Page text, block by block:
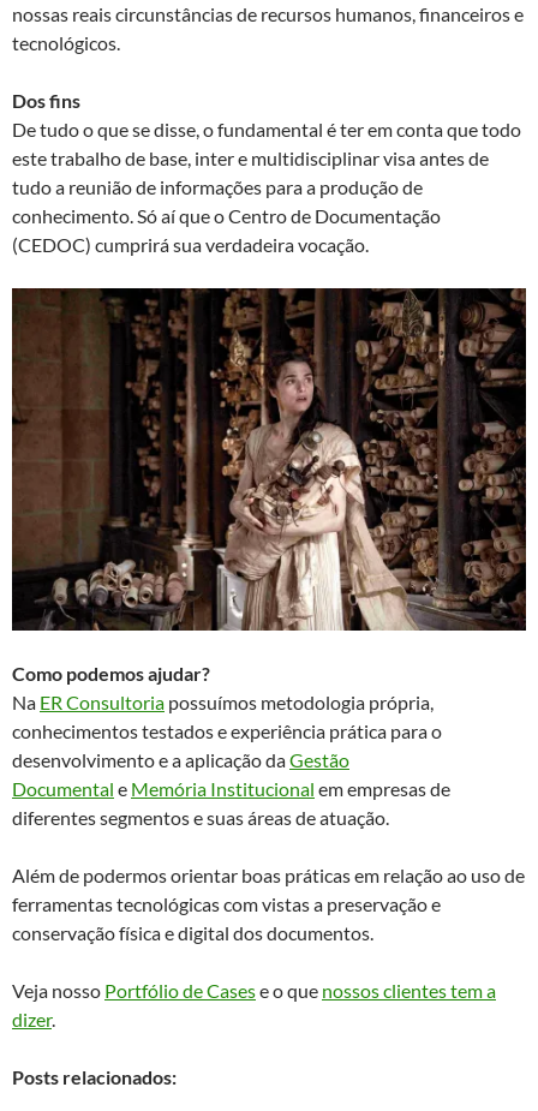
nossas reais circunstâncias de recursos humanos, financeiros e
tecnológicos.
Dos fins
De tudo o que se disse, o fundamental é ter em conta que todo
este trabalho de base, inter e multidisciplinar visa antes de
tudo a reunião de informações para a produção de
conhecimento. Só aí que o Centro de Documentação
(CEDOC) cumprirá sua verdadeira vocação.
Como podemos ajudar?
Na ER Consultoria possuímos metodologia própria,
conhecimentos testados e experiência prática para o
desenvolvimento e a aplicação daGestão
Documental e Memória Institucional em empresas de
diferentes segmentos e suas áreas de atuação.
Além de podermos orientar boas práticas em relação ao uso de
ferramentas tecnológicas com vistas a preservação e
conservação física e digital dos documentos.
Veja nosso Portfólio de Casese o que nossos clientes tem a
dizer.
Posts relacionados: